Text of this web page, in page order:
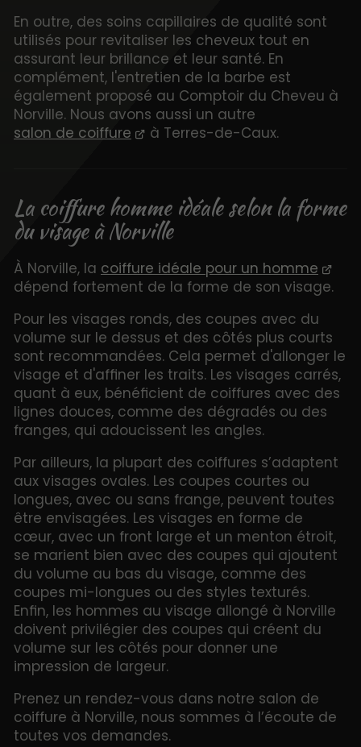
En outre, des soins capillaires de qualité sont
utilisés pour revitaliser les cheveux tout en
assurant leur brillance et leur santé. En
complément, l'entretien de la barbe est
également proposé au Comptoir du Cheveu à
Norville. Nous avons aussi un autre
salon de coiffure
à Terres-de-Caux.
La coiffure homme idéale selon la forme
du visage à Norville
À Norville, la coiffure idéale pour un homme
dépend fortement de la forme de son visage.
Pour les visages ronds, des coupes avec du
volume sur le dessus et des côtés plus courts
sont recommandées. Cela permet d'allonger le
visage et d'affiner les traits. Les visages carrés,
quant à eux, bénéficient de coiffures avec des
lignes douces, comme des dégradés ou des
franges, qui adoucissent les angles.
Par ailleurs, la plupart des coiffures s’adaptent
aux visages ovales. Les coupes courtes ou
longues, avec ou sans frange, peuvent toutes
être envisagées. Les visages en forme de
cœur, avec un front large et un menton étroit,
se marient bien avec des coupes qui ajoutent
du volume au bas du visage, comme des
coupes mi-longues ou des styles texturés.
Enfin, les hommes au visage allongé à Norville
doivent privilégier des coupes qui créent du
volume sur les côtés pour donner une
impression de largeur.
Prenez un rendez-vous dans notre salon de
coiffure à Norville, nous sommes à l’écoute de
toutes vos demandes.